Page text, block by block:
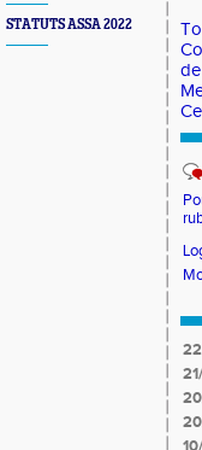
STATUTS ASSA 2022